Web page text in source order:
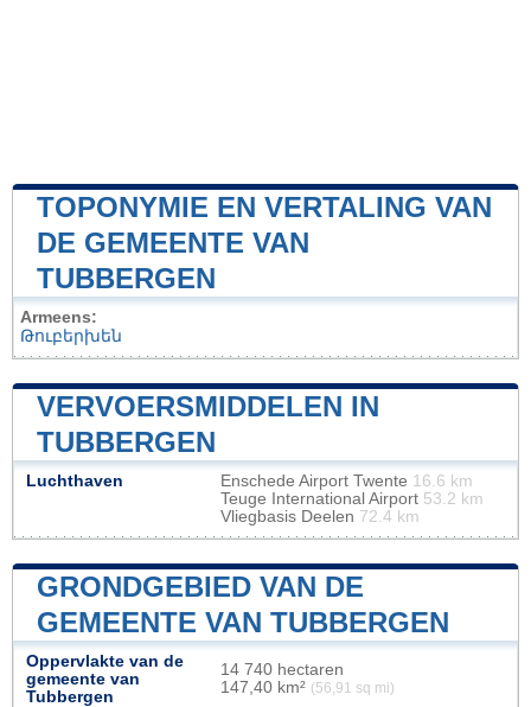
TOPONYMIE EN VERTALING VAN
DE GEMEENTE VAN
TUBBERGEN
Armeens:
Թուբերխեն
VERVOERSMIDDELEN IN
TUBBERGEN
Luchthaven Enschede Airport Twente 16.6 km
Teuge International Airport 53.2 km
Vliegbasis Deelen 72.4 km
GRONDGEBIED VAN DE
GEMEENTE VAN TUBBERGEN
Oppervlakte van de
gemeente van
Tubbergen
14 740 hectaren
147,40 km² (56,91 sq mi)